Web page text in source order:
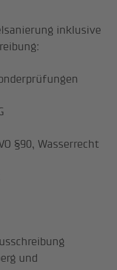
inklusive
§90, Wasserrecht
und